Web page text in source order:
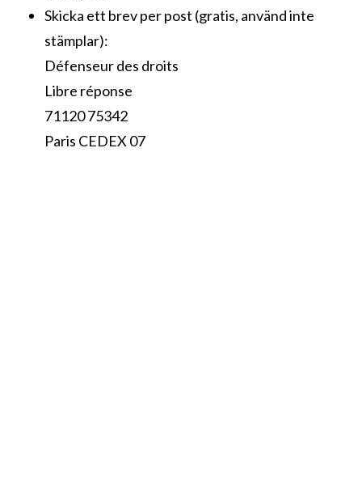
Skicka ett brev per post (gratis, använd inte
stämplar):
Défenseur des droits
Libre réponse
71120 75342
Paris CEDEX 07